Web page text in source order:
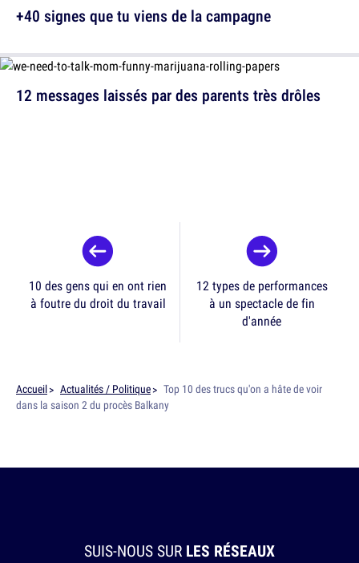
12 messages laissés par des parents très drôles
+40 signes que tu viens de la campagne
10 des gens qui en ont rien
à foutre du droit du travail
12 types de performances
à un spectacle de fin
d'année
Accueil Actualités / Politique
Top 10 des trucs qu'on a hâte de voir
dans la saison 2 du procès Balkany
SUIS-NOUS SUR LES RÉSEAUX